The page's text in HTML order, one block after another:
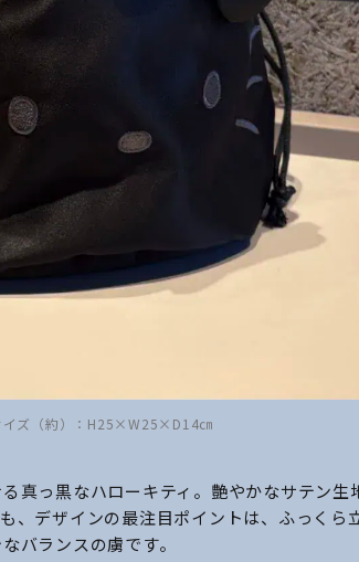
ズ（約）：H25×W25×D14㎝
真っ黒なハローキティ。艶やかなサテン生
、デザインの最注目ポイントは、ふっくら
バランスの虜です。